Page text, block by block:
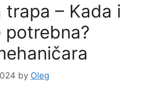
trapa – Kada i
potrebna?
by Oleg